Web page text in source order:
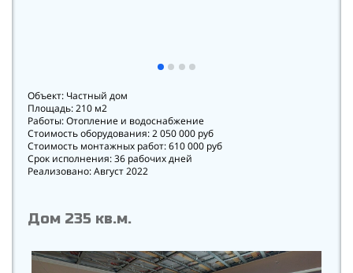
Объект: Частный дом
Площадь: 210 м2
Работы: Отопление и водоснабжение
Стоимость оборудования: 2 050 000 руб
Стоимость монтажных работ: 610 000 руб
Срок исполнения: 36 рабочих дней
Реализовано: Август 2022
Дом 235 кв.м.